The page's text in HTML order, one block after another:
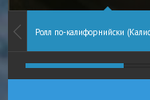
Ролл по-калифорнийски